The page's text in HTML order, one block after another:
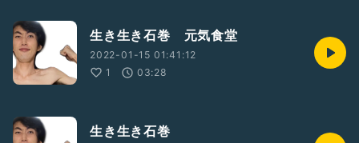
生き生き石巻 元気食堂
2022-01-15 01:41:12
1
03:28
生き生き石巻